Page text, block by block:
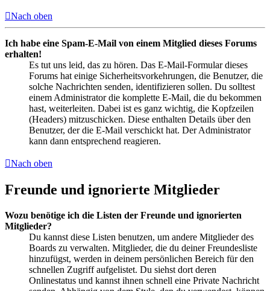
Nach oben
Ich habe eine Spam-E-Mail von einem Mitglied dieses Forums
erhalten!
Es tut uns leid, das zu hören. Das E-Mail-Formular dieses
Forums hat einige Sicherheitsvorkehrungen, die Benutzer, die
solche Nachrichten senden, identifizieren sollen. Du solltest
einem Administrator die komplette E-Mail, die du bekommen
hast, weiterleiten. Dabei ist es ganz wichtig, die Kopfzeilen
(Headers) mitzuschicken. Diese enthalten Details über den
Benutzer, der die E-Mail verschickt hat. Der Administrator
kann dann entsprechend reagieren.
Nach oben
Freunde und ignorierte Mitglieder
Wozu benötige ich die Listen der Freunde und ignorierten
Mitglieder?
Du kannst diese Listen benutzen, um andere Mitglieder des
Boards zu verwalten. Mitglieder, die du deiner Freundesliste
hinzufügst, werden in deinem persönlichen Bereich für den
schnellen Zugriff aufgelistet. Du siehst dort deren
Onlinestatus und kannst ihnen schnell eine Private Nachricht